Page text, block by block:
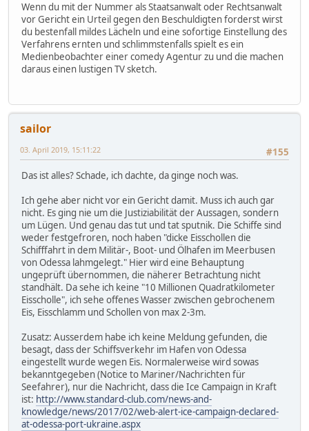
Wenn du mit der Nummer als Staatsanwalt oder Rechtsanwalt
vor Gericht ein Urteil gegen den Beschuldigten forderst wirst
du bestenfall mildes Lächeln und eine sofortige Einstellung des
Verfahrens ernten und schlimmstenfalls spielt es ein
Medienbeobachter einer comedy Agentur zu und die machen
daraus einen lustigen TV sketch.
sailor
#155
03. April 2019, 15:11:22
Das ist alles? Schade, ich dachte, da ginge noch was.
Ich gehe aber nicht vor ein Gericht damit. Muss ich auch gar
nicht. Es ging nie um die Justiziabilität der Aussagen, sondern
um Lügen. Und genau das tut und tat sputnik. Die Schiffe sind
weder festgefroren, noch haben "dicke Eisschollen die
Schifffahrt in dem Militär-, Boot- und Ölhafen im Meerbusen
von Odessa lahmgelegt." Hier wird eine Behauptung
ungeprüft übernommen, die näherer Betrachtung nicht
standhält. Da sehe ich keine "10 Millionen Quadratkilometer
Eisscholle", ich sehe offenes Wasser zwischen gebrochenem
Eis, Eisschlamm und Schollen von max 2-3m.
Zusatz: Ausserdem habe ich keine Meldung gefunden, die
besagt, dass der Schiffsverkehr im Hafen von Odessa
eingestellt wurde wegen Eis. Normalerweise wird sowas
bekanntgegeben (Notice to Mariner/Nachrichten für
Seefahrer), nur die Nachricht, dass die Ice Campaign in Kraft
ist: http://www.standard-club.com/news-and-
knowledge/news/2017/02/web-alert-ice-campaign-declared-
at-odessa-port-ukraine.aspx